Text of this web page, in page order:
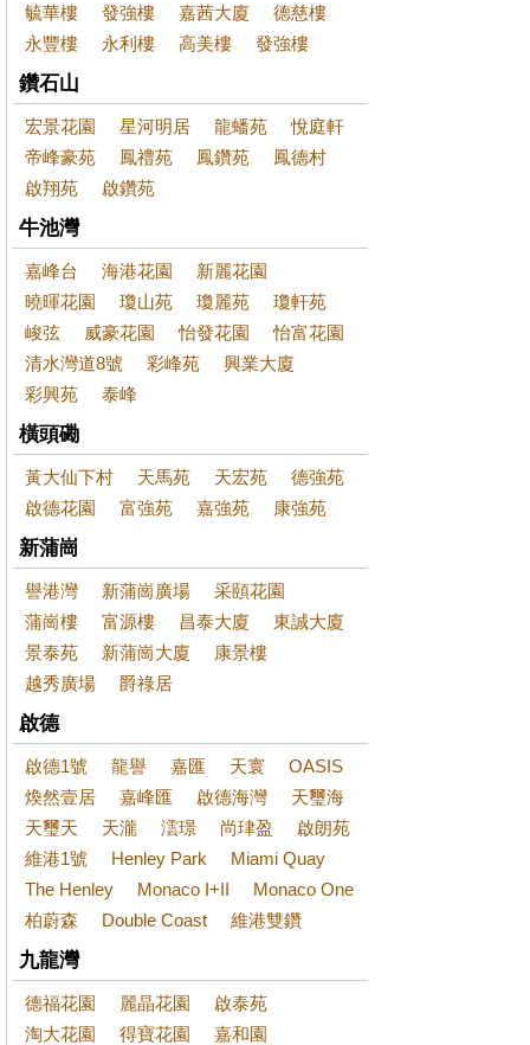
毓華樓
發強樓 嘉茜大廈
德慈樓
永豐樓
永利樓 高美樓 發強樓
鑽石山
宏景花園 星河明居 龍蟠苑
悅庭軒
帝峰豪苑
鳳禮苑 鳳鑽苑
鳳德村
啟翔苑
啟鑽苑
牛池灣
嘉峰台 海港花園
新麗花園
曉暉花園
瓊山苑 瓊麗苑
瓊軒苑
峻弦
威豪花園 怡發花園
怡富花園
清水灣道8號
彩峰苑
興業大廈
彩興苑
泰峰
橫頭磡
黃大仙下村 天馬苑 天宏苑
德強苑
啟德花園
富強苑 嘉強苑 康強苑
新蒲崗
譽港灣 新蒲崗廣場
采頤花園
蒲崗樓
富源樓 昌泰大廈
東誠大廈
景泰苑
新蒲崗大廈
康景樓
越秀廣場
爵祿居
啟德
啟德1號 龍譽 嘉匯 天寰
OASIS
煥然壹居
嘉峰匯 啟德海灣
天璽海
天璽天
天瀧 澐璟 尚珒盈
啟朗苑
維港1號
Henley Park
Miami Quay
The Henley
Monaco I+II
Monaco One
柏蔚森
Double Coast 維港雙鑽
九龍灣
德福花園 麗晶花園
啟泰苑
淘大花園
得寶花園 嘉和園